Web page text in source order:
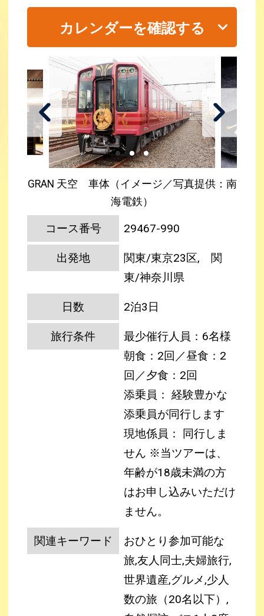
カレンダーを確認する
GRAN 天空 車体（イメージ／写真提供：南
海電鉄）
コース番号 29467-990
出発地
関東/東京23区, 関
東/神奈川県
日数 2泊3日
旅行条件
最少催行人員：6名様
朝食：2回／昼食：2
回／夕食：2回
添乗員： 経験豊かな
添乗員が同行します
現地係員： 同行しま
せん ※当ツアーは、
年齢が18歳未満の方
はお申し込みいただけ
ません。
関連キーワード
おひとり参加可能な
旅,友人同士,夫婦旅行,
世界遺産,グルメ,少人
数の旅（20名以下）,